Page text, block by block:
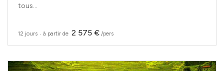
tous...
12 jours ‧ à partir de 2 575 € /pers